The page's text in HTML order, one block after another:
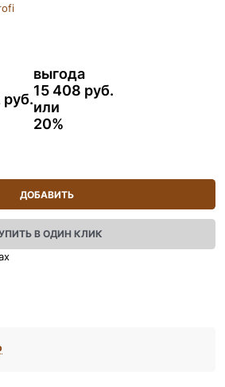
руб.
выгода
15 408 руб.
или
20%
ДОБАВИТЬ
В ОДИН КЛИК